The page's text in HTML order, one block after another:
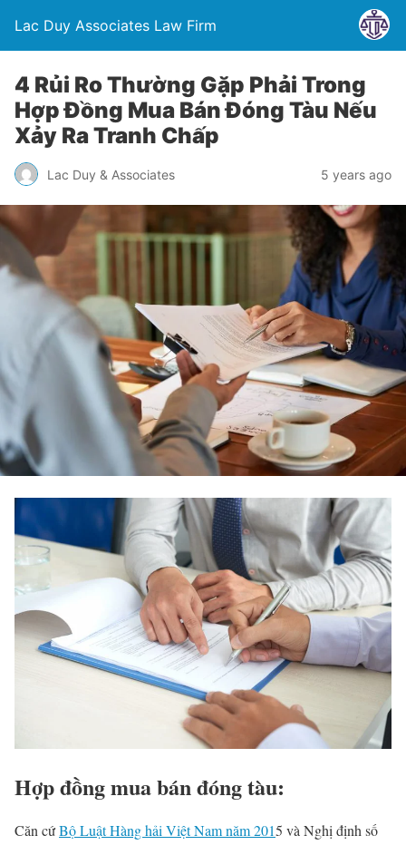
Lac Duy Associates Law Firm
4 Rủi Ro Thường Gặp Phải Trong
Hợp Đồng Mua Bán Đóng Tàu Nếu
Xảy Ra Tranh Chấp
Lac Duy & Associates 5 years ago
Hợp đồng mua bán đóng tàu:
Căn cứBộ Luật Hàng hải Việt Nam năm 2015 và Nghị định số